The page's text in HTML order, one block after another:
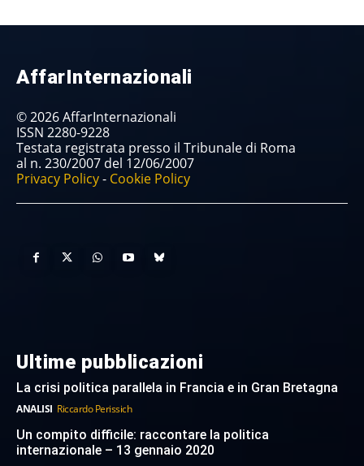
AffarInternazionali
© 2026 AffarInternazionali
ISSN 2280-9228
Testata registrata presso il Tribunale di Roma
al n. 230/2007 del 12/06/2007
Privacy Policy- Cookie Policy
Ultime pubblicazioni
La crisi politica parallela in Francia e in Gran Bretagna
ANALISI Riccardo Perissich
Un compito difficile: raccontare la politica
internazionale – 13 gennaio 2020